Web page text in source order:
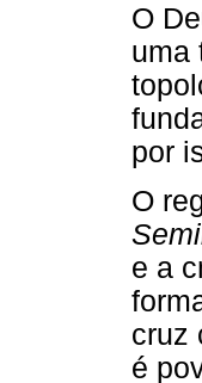
O
uma
por
O
e a
cruz
é